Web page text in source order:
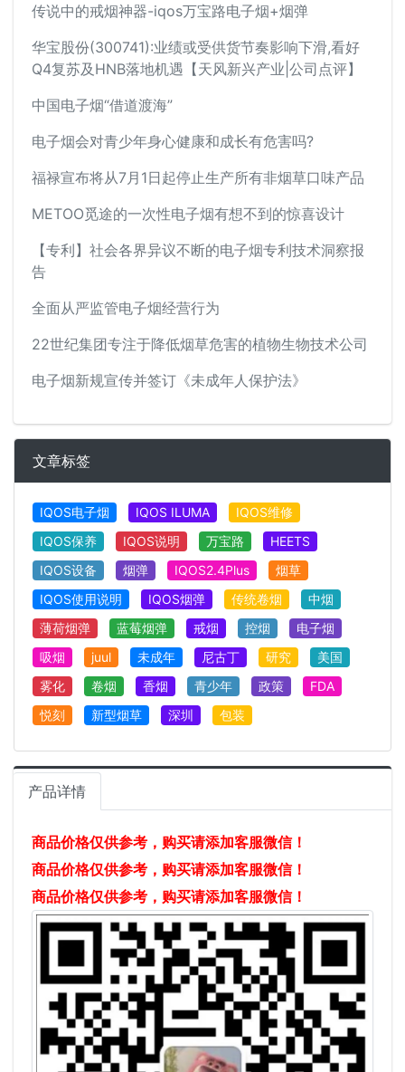
传说中的戒烟神器-iqos万宝路电子烟+烟弹
华宝股份(300741):业绩或受供货节奏影响下滑,看好
Q4复苏及HNB落地机遇【天风新兴产业|公司点评】
中国电子烟“借道渡海”
电子烟会对青少年身心健康和成长有危害吗?
福禄宣布将从7月1日起停止生产所有非烟草口味产品
METOO觅途的一次性电子烟有想不到的惊喜设计
【专利】社会各界异议不断的电子烟专利技术洞察报
告
全面从严监管电子烟经营行为
22世纪集团专注于降低烟草危害的植物生物技术公司
电子烟新规宣传并签订《未成年人保护法》
文章标签
IQOS电子烟 IQOS ILUMA
IQOS维修
IQOS保养
IQOS说明 万宝路
HEETS
IQOS设备
烟弹 IQOS2.4Plus
烟草
IQOS使用说明
IQOS烟弹 传统卷烟
中烟
薄荷烟弹
蓝莓烟弹 戒烟 控烟
电子烟
吸烟
juul 未成年 尼古丁 研究
美国
雾化
卷烟 香烟 青少年 政策
FDA
悦刻
新型烟草 深圳 包装
产品详情
商品价格仅供参考，购买请添加客服微信！
商品价格仅供参考，购买请添加客服微信！
商品价格仅供参考，购买请添加客服微信！